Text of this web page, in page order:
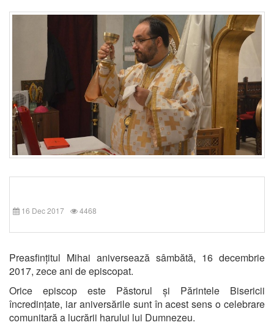
16 Dec 2017 4468
Preasfințitul Mihai aniversează sâmbătă, 16 decembrie
2017, zece ani de episcopat.
Orice episcop este Păstorul și Părintele Bisericii
încredințate, iar aniversările sunt în acest sens o celebrare
comunitară a lucrării harului lui Dumnezeu.